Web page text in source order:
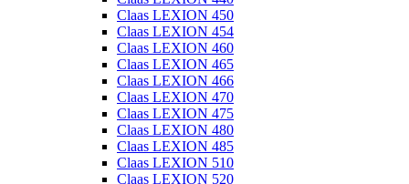
Claas LEXION 450
Claas LEXION 454
Claas LEXION 460
Claas LEXION 465
Claas LEXION 466
Claas LEXION 470
Claas LEXION 475
Claas LEXION 480
Claas LEXION 485
Claas LEXION 510
Claas LEXION 520